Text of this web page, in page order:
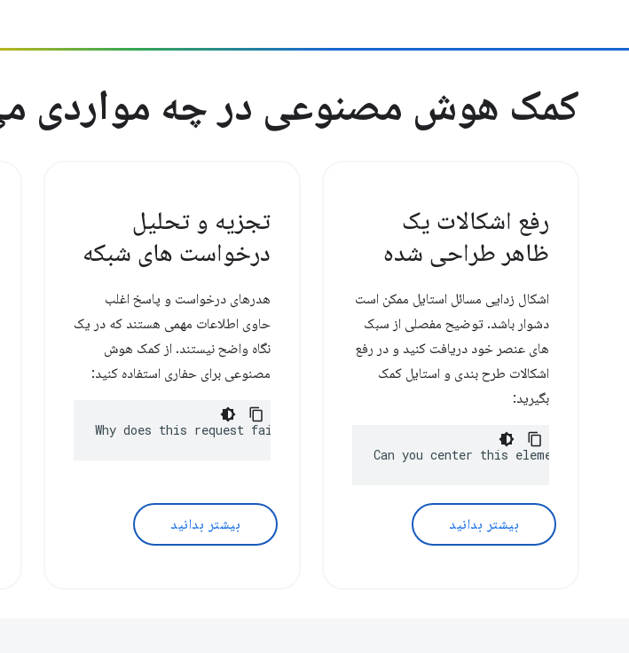
کمک هوش مصنوعی در چه مواردی
رفع اشکالات یک
ظاهر طراحی شده
اشکال زدایی مسائل استایل ممکن است
دشوار باشد. توضیح مفصلی از سبک
های عنصر خود دریافت کنید و در رفع
اشکالات طرح بندی و استایل کمک
بگیرید:
Can you center this element?
بیشتر بدانید
تجزیه و تحلیل
درخواست های شبکه
هدرهای درخواست و پاسخ اغلب
حاوی اطلاعات مهمی هستند که در یک
نگاه واضح نیستند. از کمک هوش
مصنوعی برای حفاری استفاده کنید:
Why does this request fail?
بیشتر بدانید